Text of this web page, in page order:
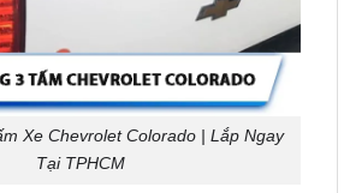
Xe Chevrolet Colorado | Lắp Ngay
Tại TPHCM
Nắp Thùng 3 Tấm Cho Xe